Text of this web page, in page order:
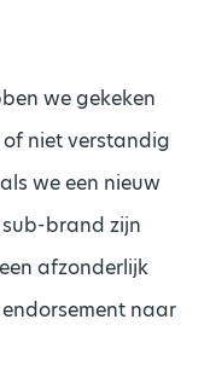
we gekeken
niet verstandig
we een nieuw
brand zijn
afzonderlijk
naar